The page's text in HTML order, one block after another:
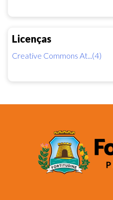
Licenças
Creative Commons At...(4)